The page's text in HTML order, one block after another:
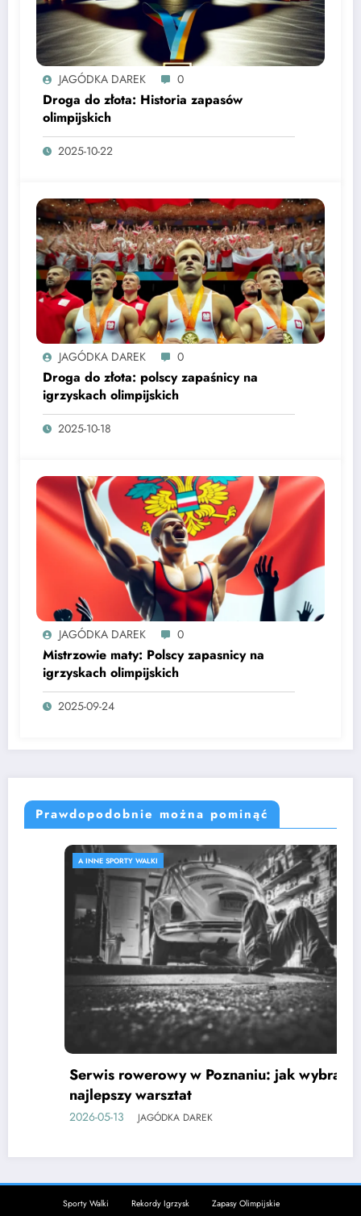
JAGÓDKA DAREK 0
Droga do złota: Historia zapasów
olimpijskich
2025-10-22
JAGÓDKA DAREK 0
Droga do złota: polscy zapaśnicy na
igrzyskach olimpijskich
2025-10-18
JAGÓDKA DAREK 0
Mistrzowie maty: Polscy zapasnicy na
igrzyskach olimpijskich
2025-09-24
Prawdopodobnie można pominąć
A INNE SPORTY WALKI
Serwis rowerowy w Poznaniu: jak wybrać
najlepszy warsztat
2026-05-13 JAGÓDKA DAREK
Sporty Walki Rekordy Igrzysk Zapasy Olimpijskie